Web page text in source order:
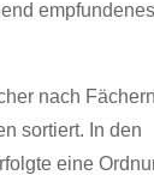
nach
sortiert. In den
eine